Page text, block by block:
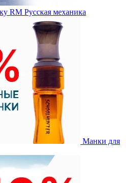
RM Русская механика
Манки для